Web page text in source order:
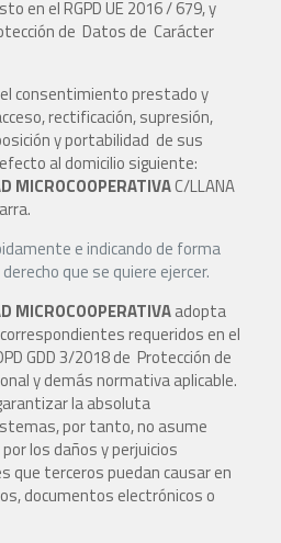
en el RGPD UE 2016 / 679, y
de Datos de Carácter
consentimiento prestado y
rectificación, supresión,
y portabilidad de sus
al domicilio siguiente:
MICROCOOPERATIVAC/LLANA
e indicando de forma
que se quiere ejercer.
MICROCOOPERATIVAadopta
requeridos en el
GDD 3/2018 de Protección de
y demás normativa aplicable.
la absoluta
por tanto, no asume
los daños y perjuicios
que terceros puedan causar en
documentos electrónicos o